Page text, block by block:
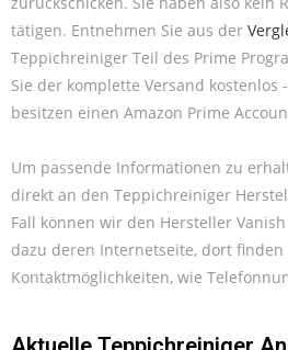
tätigen. Entnehmen Sie aus der
Teppichreiniger Teil des Prime
Sie der komplette Versand kostenlos
besitzen einen Amazon Prime
Um passende Informationen zu
direkt an den Teppichreiniger
Fall können wir den Hersteller
dazu deren Internetseite, dort finden
Kontaktmöglichkeiten, wie